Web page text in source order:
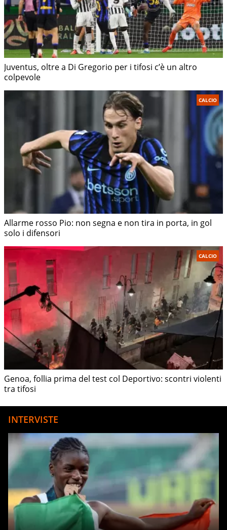
Juventus, oltre a Di Gregorio per i tifosi c’è un altro
colpevole
CALCIO
Allarme rosso Pio: non segna e non tira in porta, in gol
solo i difensori
CALCIO
Genoa, follia prima del test col Deportivo: scontri violenti
tra tifosi
INTERVISTE